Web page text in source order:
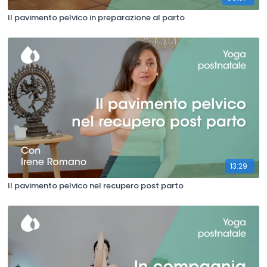
Il pavimento pelvico in preparazione al parto
13:29
Il pavimento pelvico nel recupero post parto